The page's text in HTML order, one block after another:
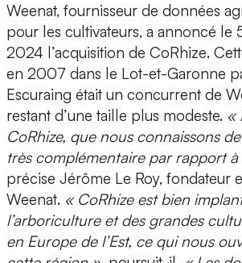
Weenat, fournisseur de données
pour les cultivateurs, a annoncé le
2024 l’acquisition de CoRhize.
en 2007 dans le Lot-et-Garonne
Escuraing était un concurrent de
restant d’une taille plus modeste. «
CoRhize, que nous connaissons
très complémentaire par rapport
précise Jérôme Le Roy, fondateur
Weenat. « CoRhize est bien
l’arboriculture et des grandes
en Europe de l’Est, ce qui nous